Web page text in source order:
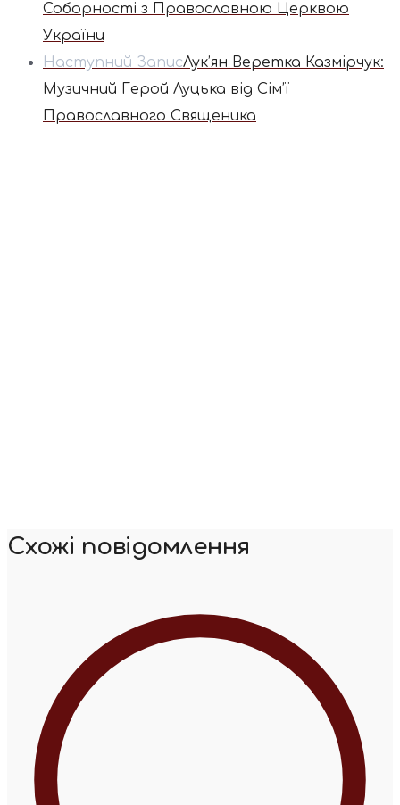
Соборності з Православною Церквою
України
Наступний ЗаписЛук’ян Веретка Казмірчук:
Музичний Герой Луцька від Сім’ї
Православного Священика
Схожі повідомлення